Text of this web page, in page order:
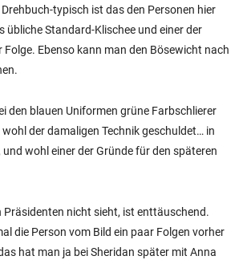
typisch ist das den Personen hier
übliche Standard-Klischee und einer der
Ebenso kann man den Bösewicht nach
den blauen Uniformen grüne Farbschlierer
der damaligen Technik geschuldet… in
wohl einer der Gründe für den späteren
Präsidenten nicht sieht, ist enttäuschend.
die Person vom Bild ein paar Folgen vorher
hat man ja bei Sheridan später mit Anna